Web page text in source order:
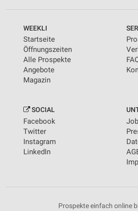
WEEKLI
Startseite
Öffnungszeiten
Alle Prospekte
Angebote
Magazin
SOCIAL
Facebook
Twitter
Instagram
LinkedIn
Prospekte einfach online